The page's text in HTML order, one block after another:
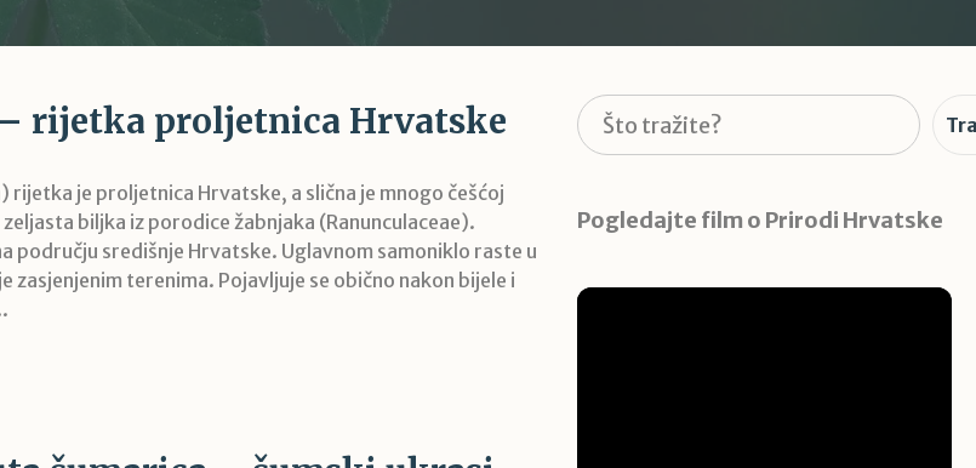
rijetka proljetnica Hrvatske
je proljetnica Hrvatske, a slična je mnogo češćoj
biljka iz porodice žabnjaka (Ranunculaceae).
području središnje Hrvatske. Uglavnom samoniklo raste u
zasjenjenim terenima. Pojavljuje se obično nakon bijele i
Pretraga
Pogledajte film o Prirodi Hrvatske